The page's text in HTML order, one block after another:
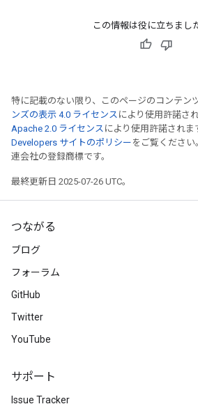
この情報は役に立ちまし
特に記載のない限り、このページのコンテン
ンズの表示 4.0 ライセンス により使用許諾さ
Apache 2.0 ライセンス により使用許諾されま
Developers サイトのポリシー をご覧ください
連会社の登録商標です。
最終更新日 2025-07-26 UTC。
つながる
ブログ
フォーラム
GitHub
Twitter
YouTube
サポート
Issue Tracker